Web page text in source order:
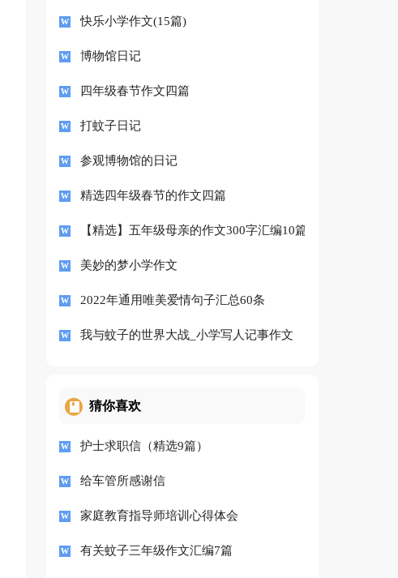
快乐小学作文(15篇)
博物馆日记
四年级春节作文四篇
打蚊子日记
参观博物馆的日记
精选四年级春节的作文四篇
【精选】五年级母亲的作文300字汇编10篇
美妙的梦小学作文
2022年通用唯美爱情句子汇总60条
我与蚊子的世界大战_小学写人记事作文
猜你喜欢
护士求职信（精选9篇）
给车管所感谢信
家庭教育指导师培训心得体会
有关蚊子三年级作文汇编7篇